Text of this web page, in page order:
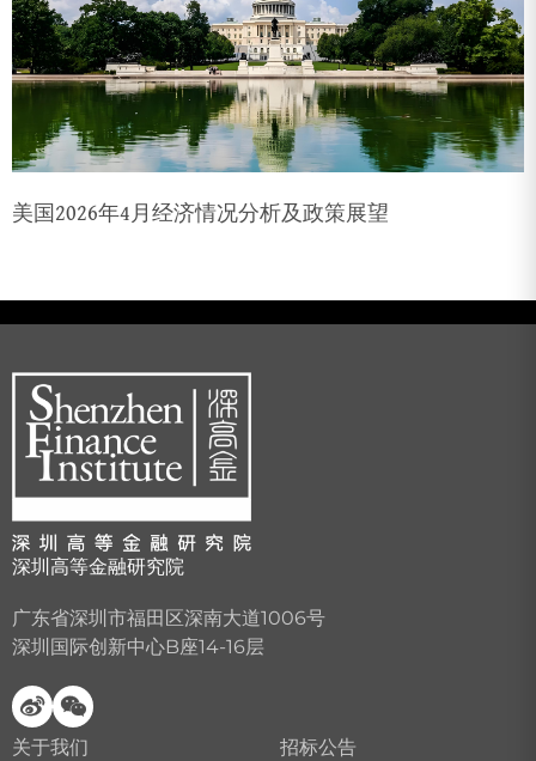
美国2026年4月经济情况分析及政策展望
深圳高等金融研究院
广东省深圳市福田区深南大道1006号
深圳国际创新中心B座14-16层
关于我们 招标公告